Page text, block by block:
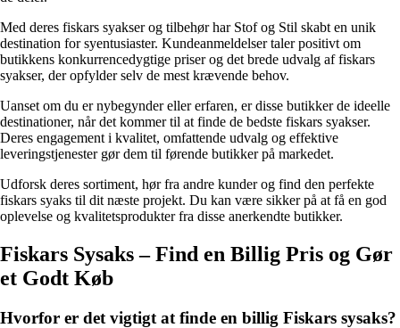
Med deres fiskars syakser og tilbehør har Stof og Stil skabt en unik
destination for syentusiaster. Kundeanmeldelser taler positivt om
butikkens konkurrencedygtige priser og det brede udvalg af fiskars
syakser, der opfylder selv de mest krævende behov.
Uanset om du er nybegynder eller erfaren, er disse butikker de ideelle
destinationer, når det kommer til at finde de bedste fiskars syakser.
Deres engagement i kvalitet, omfattende udvalg og effektive
leveringstjenester gør dem til førende butikker på markedet.
Udforsk deres sortiment, hør fra andre kunder og find den perfekte
fiskars syaks til dit næste projekt. Du kan være sikker på at få en god
oplevelse og kvalitetsprodukter fra disse anerkendte butikker.
Fiskars Sysaks – Find en Billig Pris og Gør
et Godt Køb
Hvorfor er det vigtigt at finde en billig Fiskars sysaks?